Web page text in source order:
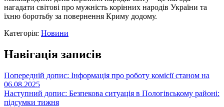
нагадати світові про мужність корінних народів України та
їхню боротьбу за повернення Криму додому.
Категорія: Новини
Навігація записів
Попередній допис: Інформація про роботу комісії станом на
06.08.2025
Наступний допис: Безпекова ситуація в Пологівському районі:
підсумки тижня